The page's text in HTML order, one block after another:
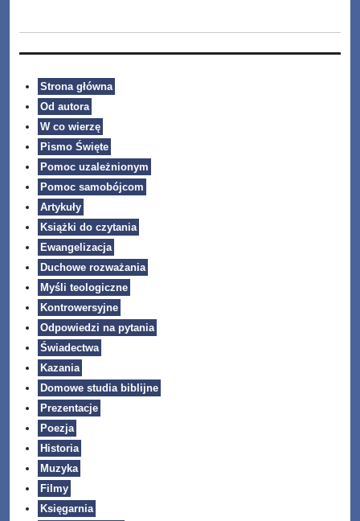
Strona główna
Od autora
W co wierzę
Pismo Święte
Pomoc uzależnionym
Pomoc samobójcom
Artykuły
Książki do czytania
Ewangelizacja
Duchowe rozważania
Myśli teologiczne
Kontrowersyjne
Odpowiedzi na pytania
Świadectwa
Kazania
Domowe studia biblijne
Prezentacje
Poezja
Historia
Muzyka
Filmy
Księgarnia